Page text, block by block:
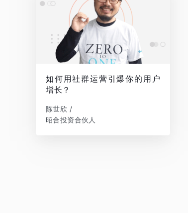
如何用社群运营引爆你的用户
增长？
陈世欣 /
昭合投资合伙人